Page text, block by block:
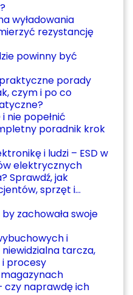
wyładowania
rezystancję
powinny być
praktyczne porady
czym i po co
nie popełnić
poradnik krok
i ludzi – ESD w
elektrycznych
Sprawdź, jak
sprzęt i…
zachowała swoje
i
tarcza,
procesy
magazynach
czy naprawdę ich